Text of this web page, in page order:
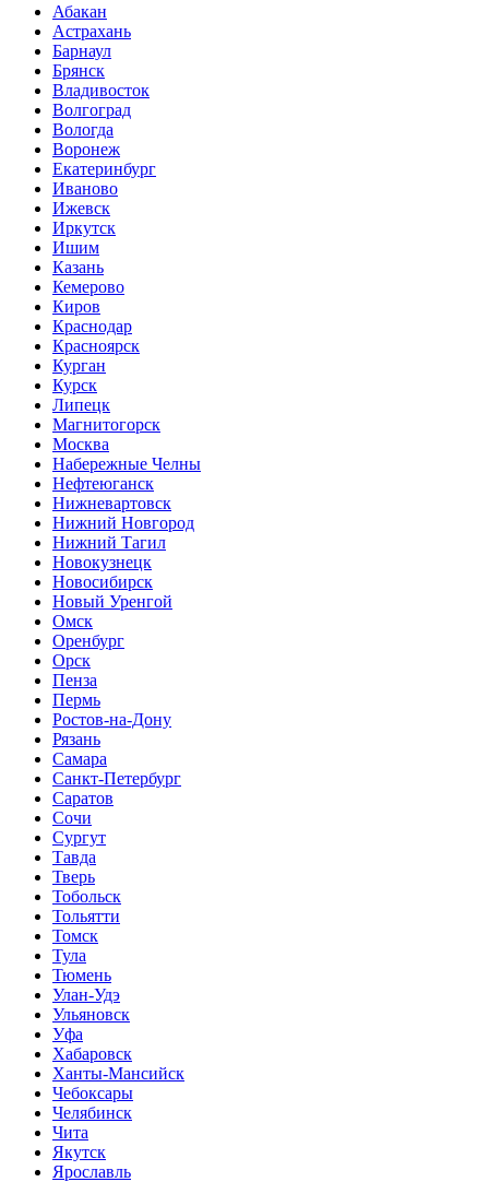
Абакан
Астрахань
Барнаул
Брянск
Владивосток
Волгоград
Вологда
Воронеж
Екатеринбург
Иваново
Ижевск
Иркутск
Ишим
Казань
Кемерово
Киров
Краснодар
Красноярск
Курган
Курск
Липецк
Магнитогорск
Москва
Набережные Челны
Нефтеюганск
Нижневартовск
Нижний Новгород
Нижний Тагил
Новокузнецк
Новосибирск
Новый Уренгой
Омск
Оренбург
Орск
Пенза
Пермь
Ростов-на-Дону
Рязань
Самара
Санкт-Петербург
Саратов
Сочи
Сургут
Тавда
Тверь
Тобольск
Тольятти
Томск
Тула
Тюмень
Улан-Удэ
Ульяновск
Уфа
Хабаровск
Ханты-Мансийск
Чебоксары
Челябинск
Чита
Якутск
Ярославль